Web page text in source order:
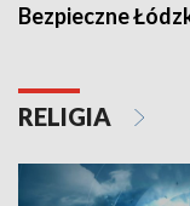
Bezpieczne
RELIGIA